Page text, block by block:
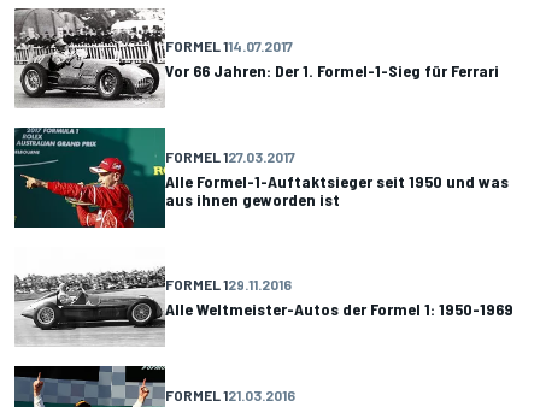
FORMEL 114.07.2017
Vor 66 Jahren: Der 1. Formel-1-Sieg für Ferrari
FORMEL 127.03.2017
Alle Formel-1-Auftaktsieger seit 1950 und was
aus ihnen geworden ist
FORMEL 129.11.2016
Alle Weltmeister-Autos der Formel 1: 1950-1969
FORMEL 121.03.2016